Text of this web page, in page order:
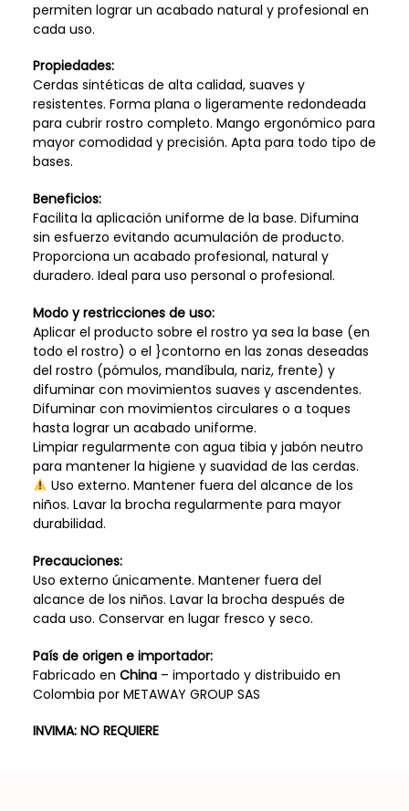
permiten lograr un acabado natural y profesional en
cada uso.
Propiedades:
Cerdas sintéticas de alta calidad, suaves y
resistentes. Forma plana o ligeramente redondeada
para cubrir rostro completo. Mango ergonómico para
mayor comodidad y precisión. Apta para todo tipo de
bases.
Beneficios:
Facilita la aplicación uniforme de la base. Difumina
sin esfuerzo evitando acumulación de producto.
Proporciona un acabado profesional, natural y
duradero. Ideal para uso personal o profesional.
Modo y restricciones de uso:
Aplicar el producto sobre el rostro ya sea la base (en
todo el rostro) o el }contorno en las zonas deseadas
del rostro (pómulos, mandíbula, nariz, frente) y
difuminar con movimientos suaves y ascendentes.
Difuminar con movimientos circulares o a toques
hasta lograr un acabado uniforme.
Limpiar regularmente con agua tibia y jabón neutro
para mantener la higiene y suavidad de las cerdas.
Uso externo. Mantener fuera del alcance de los
niños. Lavar la brocha regularmente para mayor
durabilidad.
Precauciones:
Uso externo únicamente. Mantener fuera del
alcance de los niños. Lavar la brocha después de
cada uso. Conservar en lugar fresco y seco.
País de origen e importador:
Fabricado en China– importado y distribuido en
Colombia por METAWAY GROUP SAS
INVIMA: NO REQUIERE